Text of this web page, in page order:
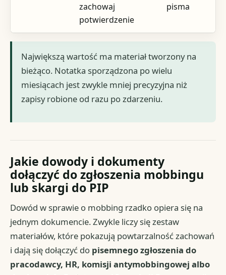
zachowaj
potwierdzenie
pisma
Największą wartość ma materiał tworzony na
bieżąco. Notatka sporządzona po wielu
miesiącach jest zwykle mniej precyzyjna niż
zapisy robione od razu po zdarzeniu.
Jakie dowody i dokumenty
dołączyć do zgłoszenia mobbingu
lub skargi do PIP
Dowód w sprawie o mobbing rzadko opiera się na
jednym dokumencie. Zwykle liczy się zestaw
materiałów, które pokazują powtarzalność zachowań
i dają się dołączyć do pisemnego zgłoszenia do
pracodawcy, HR, komisji antymobbingowej albo